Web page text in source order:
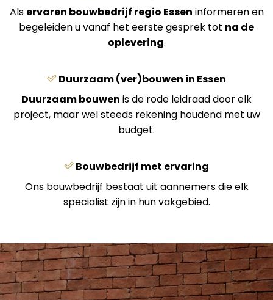
Als ervaren bouwbedrijf regio Essen informeren en
begeleiden u vanaf het eerste gesprek tot na de
oplevering.
Duurzaam (ver)bouwen in Essen
Duurzaam bouwen is de rode leidraad door elk
project, maar wel steeds rekening houdend met uw
budget.
Bouwbedrijf met ervaring
Ons bouwbedrijf bestaat uit aannemers die elk
specialist zijn in hun vakgebied.